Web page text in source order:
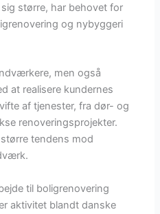
større, har behovet for
og nybyggeri
men også
at realisere kundernes
af tjenester, fra dør- og
renoveringsprojekter.
tendens mod
til boligrenovering
aktivitet blandt danske